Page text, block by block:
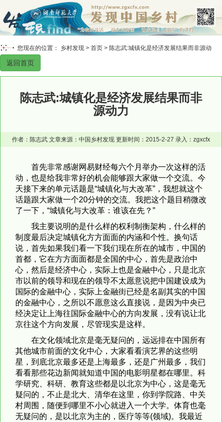
您现在的位置： 乡村发现 > 首页 > 陈志武:城镇化是经济发展结果而非源动
返回首页
陈志武:城镇化是经济发展结果而非
源动力
作者：陈志武 文章来源：中国乡村发现 更新时间：2015-2-27 录入：zgxcfx
首先非常感谢网易财经每六个月举办一次这样的活
动，也是给我非常好的机会能够跟大家做一个交流。今
天接下来的单元话题是“城镇化与大改革”，我想就这个
话题跟大家做一个20分钟的交流。我把这个题目稍微改
了一下，“城镇化与大改革：谁该在先？”
我主要说明的是什么样的权利制衡架构，什么样的
制度最后决定城镇化方方面面的内涵和个性。换句话
说，首先如果我们看一下我们现在所在的城市，中国的
首都，它在方方面面都是全国的中心，首先是政治中
心，然后是经济中心，实际上也是金融中心，只是北京
市以前的领导和现在的领导不太愿意说把中国建设成为
国际的金融中心，实际上金融街已经是名副其实的中国
的金融中心，之所以不愿意这么直接说，是因为中央已
经决定让上海往国际金融中心的方向发展，没有说让北
京往这个方向发展，尽管现实是这样。
在文化领域北京是毫无疑问的，远远排在中国所有
其他城市前面的文化中心，大家看看演艺界的这些明
星，到底北京最多还是上海最多，还是广州最多，我们
看看那些花边新闻就知道中国的电影明星都在哪里。科
学研究、科研、教育这些都是以北京为中心，这是毫无
疑问的，不止是北大、清华在这里，你到学院路、中关
村周围，随便到哪里不小心就进入一个大学。体育也毫
无疑问的，是以北京为主的，医疗等等(领域)。我最近